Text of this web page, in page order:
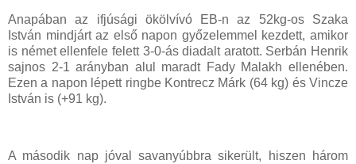
Anapában az ifjúsági ökölvívó EB-n az 52kg-os Szaka
István mindjárt az első napon győzelemmel kezdett, amikor
is német ellenfele felett 3-0-ás diadalt aratott. Serbán Henrik
sajnos 2-1 arányban alul maradt Fady Malakh ellenében.
Ezen a napon lépett ringbe Kontrecz Márk (64 kg) és Vincze
István is (+91 kg).
A második nap jóval savanyúbbra sikerült, hiszen három